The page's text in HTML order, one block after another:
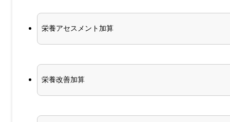
栄養アセスメント加算
栄養改善加算